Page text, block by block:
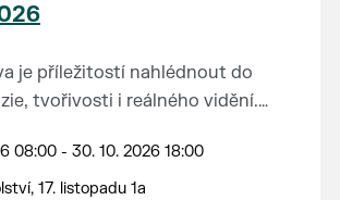
je příležitostí nahlédnout do
tvořivosti i reálného vidění.
o radosti, vidění, objevování
umělcům za jejich úsilí,
rodičům za jejich
08:00 - 30. 10. 2026 18:00
17. listopadu 1a